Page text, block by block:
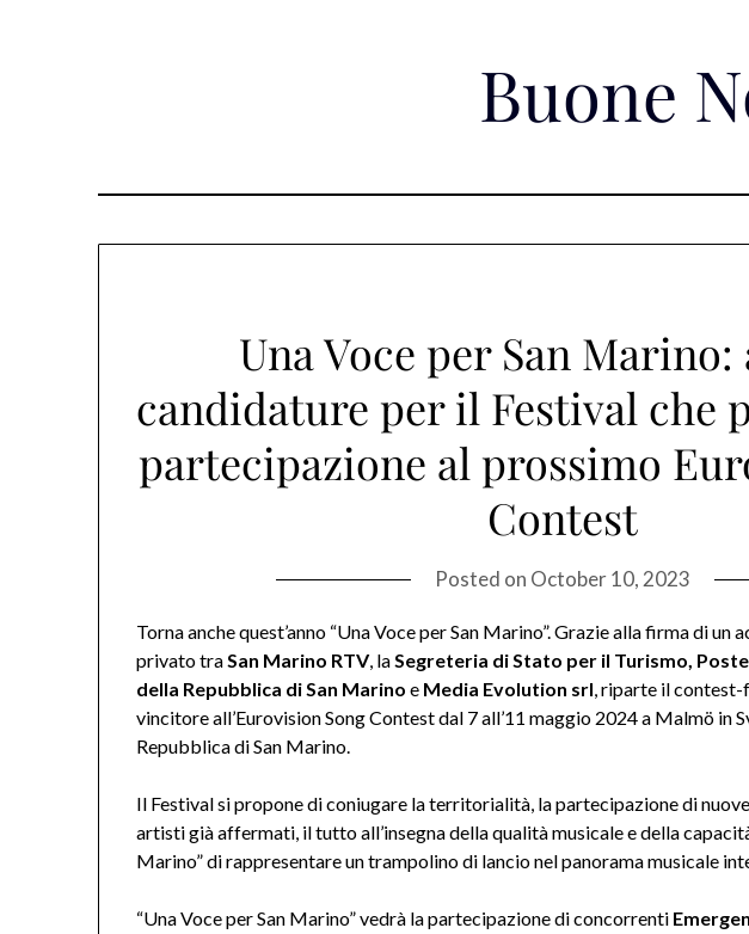
Buone
Una Voce per San Marino:
candidature per il Festival che
partecipazione al prossimo
Contest
Posted on October 10, 2023
Torna anche quest’anno “Una Voce per San Marino”. Grazie alla firma di
privato traSan Marino RTV, laSegreteria di Stato per il Turismo,
della Repubblica di San Marinoe Media Evolution srl, riparte il
vincitore all’Eurovision Song Contest dal 7 all’11 maggio 2024 a Malmö in
Repubblica di San Marino.
Il Festival si propone di coniugare la territorialità, la partecipazione di
artisti già affermati, il tutto all’insegna della qualità musicale e della
Marino” di rappresentare un trampolino di lancio nel panorama musicale
“Una Voce per San Marino” vedrà la partecipazione di concorrenti